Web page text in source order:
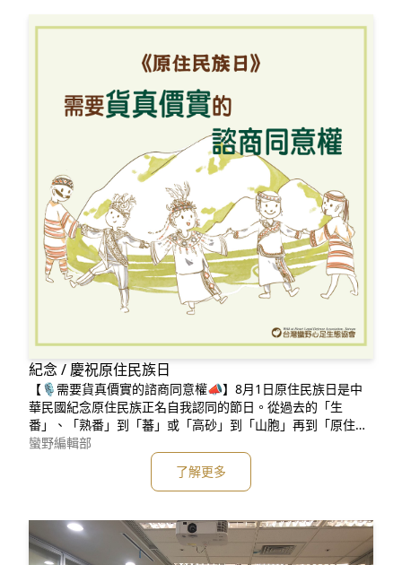
紀念 / 慶祝原住民族日
【🎙️需要貨真價實的諮商同意權📣】8月1日原住民族日是中
華民國紀念原住民族正名自我認同的節日。從過去的「生
番」、「熟番」到「蕃」或「高砂」到「山胞」再到「原住民
族」，無論名稱為何，都必須認知原住民族才是台灣真正的主
人。數十年來原民爭取的「正名權、土地權、自治權」，後二
項未竟之業，尚待各項細緻的法規建置，而貨真價實的「原住
民族諮商同意權」更是檢視是否落實土地權、自治權的真心誠
蠻野編輯部
了解更多